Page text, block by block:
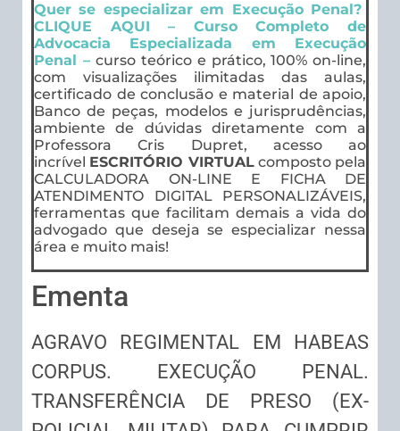
Quer se especializar em Execução Penal?
CLIQUE AQUI – Curso Completo de
Advocacia Especializada em Execução
Penal –curso teórico e prático, 100% on-line,
com visualizações ilimitadas das aulas,
certificado de conclusão e material de apoio,
Banco de peças, modelos e jurisprudências,
ambiente de dúvidas diretamente com a
Professora Cris Dupret, acesso ao
incrível ESCRITÓRIO VIRTUALcomposto pela
CALCULADORA ON-LINE E FICHA DE
ATENDIMENTO DIGITAL PERSONALIZÁVEIS,
ferramentas que facilitam demais a vida do
advogado que deseja se especializar nessa
área e muito mais!
Ementa
AGRAVO REGIMENTAL EM HABEAS
CORPUS. EXECUÇÃO PENAL.
TRANSFERÊNCIA DE PRESO (EX-